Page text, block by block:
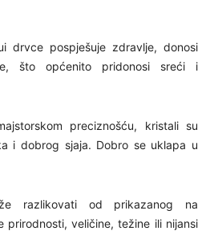
drvce pospješuje zdravlje, donosi
što općenito pridonosi sreći i
preciznošću, kristali su
i dobrog sjaja. Dobro se uklapa u
razlikovati od prikazanog na
prirodnosti, veličine, težine ili nijansi